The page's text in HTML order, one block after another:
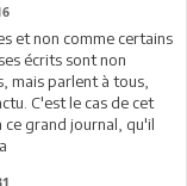
et non comme certains
écrits sont non
mais parlent à tous,
C'est le cas de cet
ce grand journal, qu'il